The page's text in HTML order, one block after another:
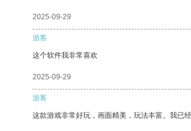
2025-09-29
游客
这个软件我非常喜欢
2025-09-29
游客
这款游戏非常好玩，画面精美，玩法丰富。我已